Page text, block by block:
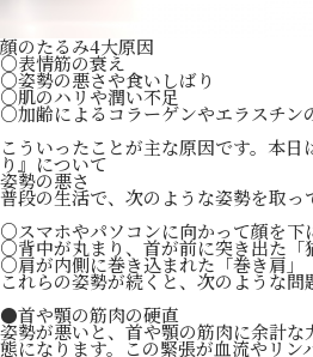
顔のたるみ4大原因
○表情筋の衰え
○姿勢の悪さや食いしばり
○肌のハリや潤い不足
○加齢によるコラーゲンやエラスチン
こういったことが主な原因です。本
り』について
姿勢の悪さ
普段の生活で、次のような姿勢を取っ
○スマホやパソコンに向かって顔を下
○背中が丸まり、首が前に突き出た「
○肩が内側に巻き込まれた「巻き肩」
これらの姿勢が続くと、次のような問
●首や顎の筋肉の硬直
姿勢が悪いと、首や顎の筋肉に余計
態になります。この緊張が血流やリン